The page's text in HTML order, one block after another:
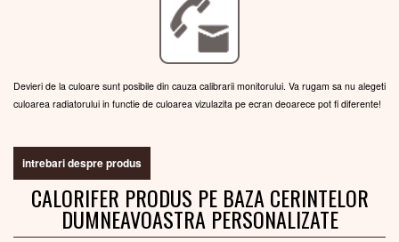
Devieri de la culoare sunt posibile din cauza calibrarii monitorului. Va rugam sa nu alegeti
culoarea radiatorului in functie de culoarea vizulazita pe ecran deoarece pot fi diferente!
intrebari despre produs
CALORIFER PRODUS PE BAZA CERINTELOR
DUMNEAVOASTRA PERSONALIZATE